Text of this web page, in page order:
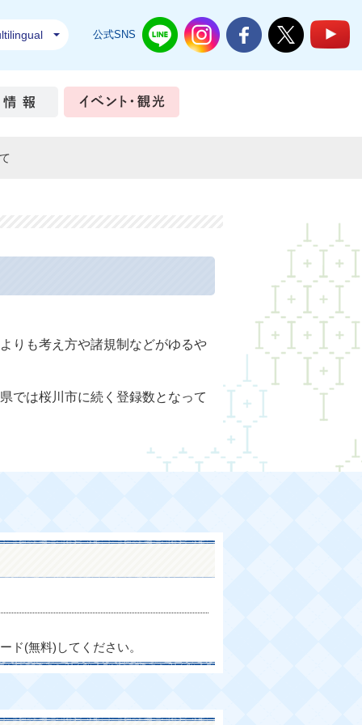
公式SNS 結城市公式LINE結城市公式Instagram
結城市公式Facebook
結城市公式
づくり 市政情報
りも考え方や諸規制などがゆるや
では桜川市に続く登録数となって
ド(無料)してください。